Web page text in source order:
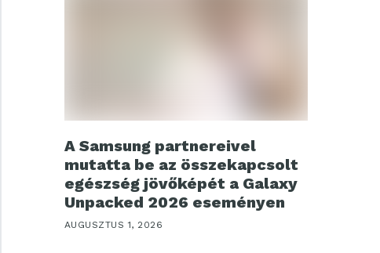
A Samsung partnereivel
mutatta be az összekapcsolt
egészség jövőképét a Galaxy
Unpacked 2026 eseményen
AUGUSZTUS 1, 2026